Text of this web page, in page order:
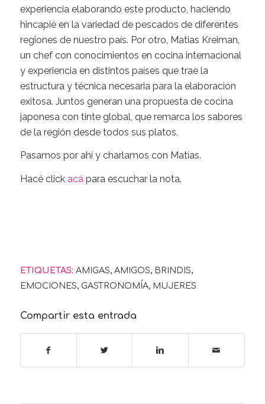
experiencia elaborando este producto, haciendo
hincapié en la variedad de pescados de diferentes
regiones de nuestro país. Por otro, Matias Kreiman,
un chef con conocimientos en cocina internacional
y experiencia en distintos países que trae la
estructura y técnica necesaria para la elaboración
exitosa. Juntos generan una propuesta de cocina
japonesa con tinte global, que remarca los sabores
de la región desde todos sus platos.
Pasamos por ahí y charlamos con Matías.
Hacé click acápara escuchar la nota.
ETIQUETAS: AMIGAS, AMIGOS, BRINDIS,
EMOCIONES, GASTRONOMÍA, MUJERES
Compartir esta entrada